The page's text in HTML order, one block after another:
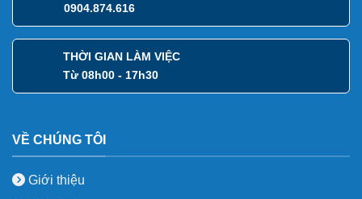
0904.874.616
THỜI GIAN LÀM VIỆC
Từ 08h00 - 17h30
VỀ CHÚNG TÔI
Giới thiệu